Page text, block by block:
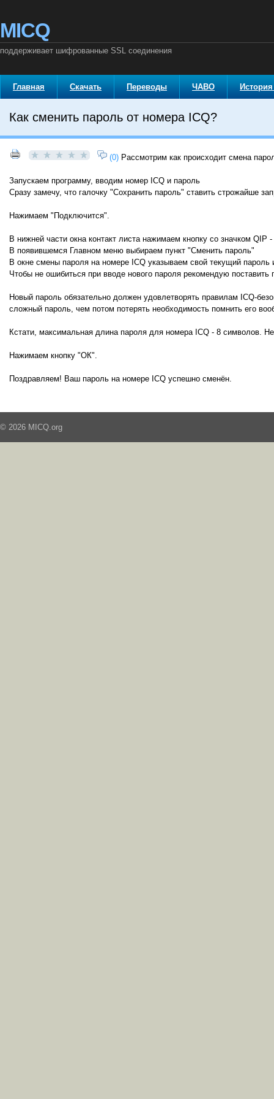
MICQ
поддерживает шифрованные SSL соединения
Главная Скачать Переводы ЧАВО
Как сменить пароль от номера ICQ?
(0) Рассмотрим как происходит смена
Запускаем программу, вводим номер ICQ и пароль
Сразу замечу, что галочку "Сохранить пароль" ставить строжайше
Нажимаем "Подключится".
В нижней части окна контакт листа нажимаем кнопку со значком
В появившемся Главном меню выбираем пункт "Сменить пароль"
В окне смены пароля на номере ICQ указываем свой текущий пароль
Чтобы не ошибиться при вводе нового пароля рекомендую поставить
Новый пароль обязательно должен удовлетворять правилам ICQ-
сложный пароль, чем потом потерять необходимость помнить его
Кстати, максимальная длина пароля для номера ICQ - 8 символов.
Нажимаем кнопку "ОК".
Поздравляем! Ваш пароль на номере ICQ успешно сменён.
© 2026 MICQ.org